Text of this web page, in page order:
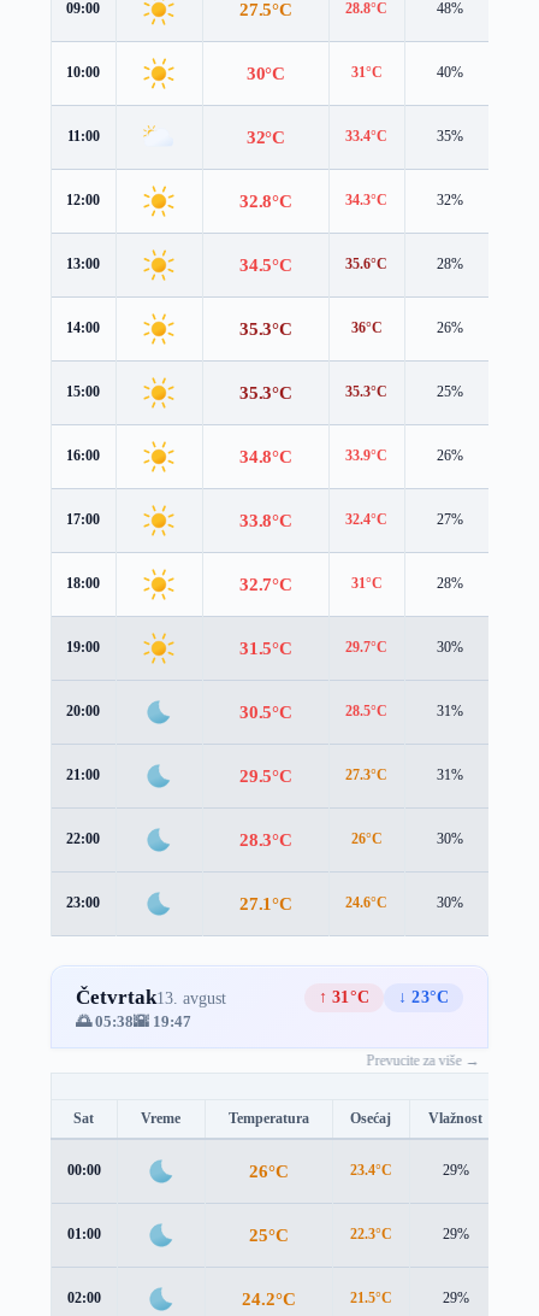
09:00 27.5°C 28.8°C 48%
10:00 30°C 31°C 40%
11:00 32°C 33.4°C 35%
12:00 32.8°C 34.3°C 32%
13:00 34.5°C 35.6°C 28%
14:00 35.3°C 36°C 26%
15:00 35.3°C 35.3°C 25%
16:00 34.8°C 33.9°C 26%
17:00 33.8°C 32.4°C 27%
18:00 32.7°C 31°C 28%
19:00 31.5°C 29.7°C 30%
20:00 30.5°C 28.5°C 31%
21:00 29.5°C 27.3°C 31%
22:00 28.3°C 26°C 30%
23:00 27.1°C 24.6°C 30%
Četvrtak13. avgust ↑ 31°C
↓ 23°C
🌅 05:38🌇 19:47
Prevucite za više →
Sat Vreme Temperatura Osećaj Vlažnost
00:00 26°C 23.4°C 29%
01:00 25°C 22.3°C 29%
02:00 24.2°C 21.5°C 29%